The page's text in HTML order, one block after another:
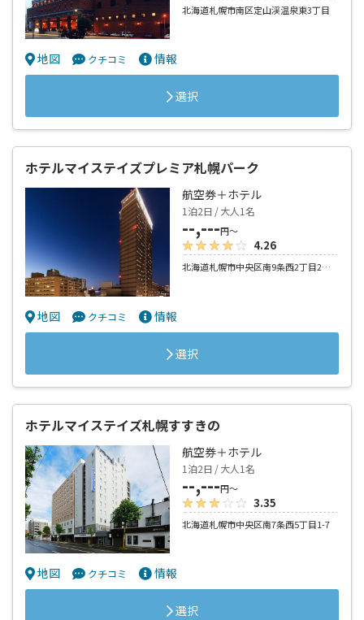
北海道札幌市南区定山渓温泉東3丁目
地図 クチコミ 情報
選択
ホテルマイステイズプレミア札幌パーク
航空券＋ホテル
1泊2日 / 大人1名
--,---円～
4.26
北海道札幌市中央区南9条西2丁目2－10
地図 クチコミ 情報
選択
ホテルマイステイズ札幌すすきの
航空券＋ホテル
1泊2日 / 大人1名
--,---円～
3.35
北海道札幌市中央区南7条西5丁目1-7
地図 クチコミ 情報
選択